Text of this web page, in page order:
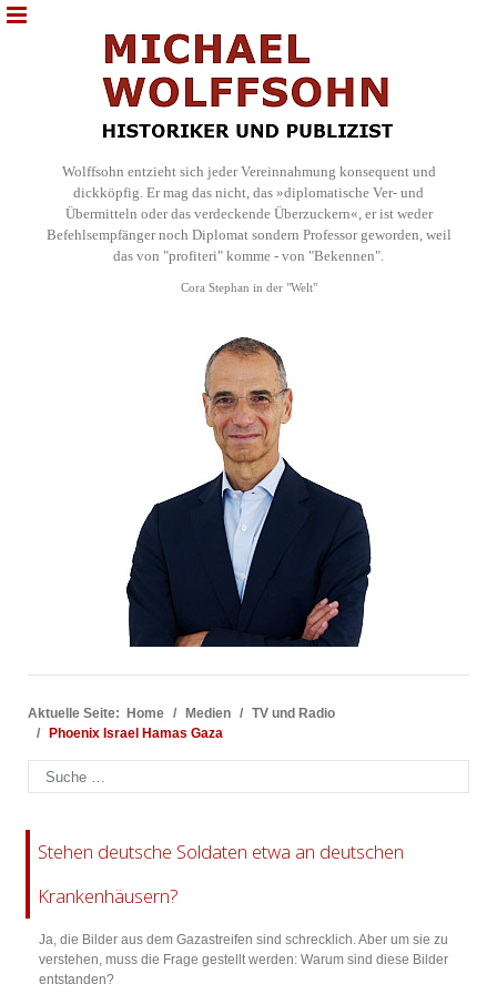
Wolffsohn entzieht sich jeder Vereinnahmung konsequent und
dickköpfig. Er mag das nicht, das »diplomatische Ver- und
Übermitteln oder das verdeckende Überzuckern«, er ist weder
Befehlsempfänger noch Diplomat sondern Professor geworden, weil
das von "profiteri" komme - von "Bekennen".
Cora Stephan in der "Welt"
Aktuelle Seite: Home Medien
TV und Radio
Phoenix Israel Hamas Gaza
Suchen
Stehen deutsche Soldaten etwa an deutschen
Krankenhäusern?
Ja, die Bilder aus dem Gazastreifen sind schrecklich. Aber um sie zu
verstehen, muss die Frage gestellt werden: Warum sind diese Bilder
entstanden?